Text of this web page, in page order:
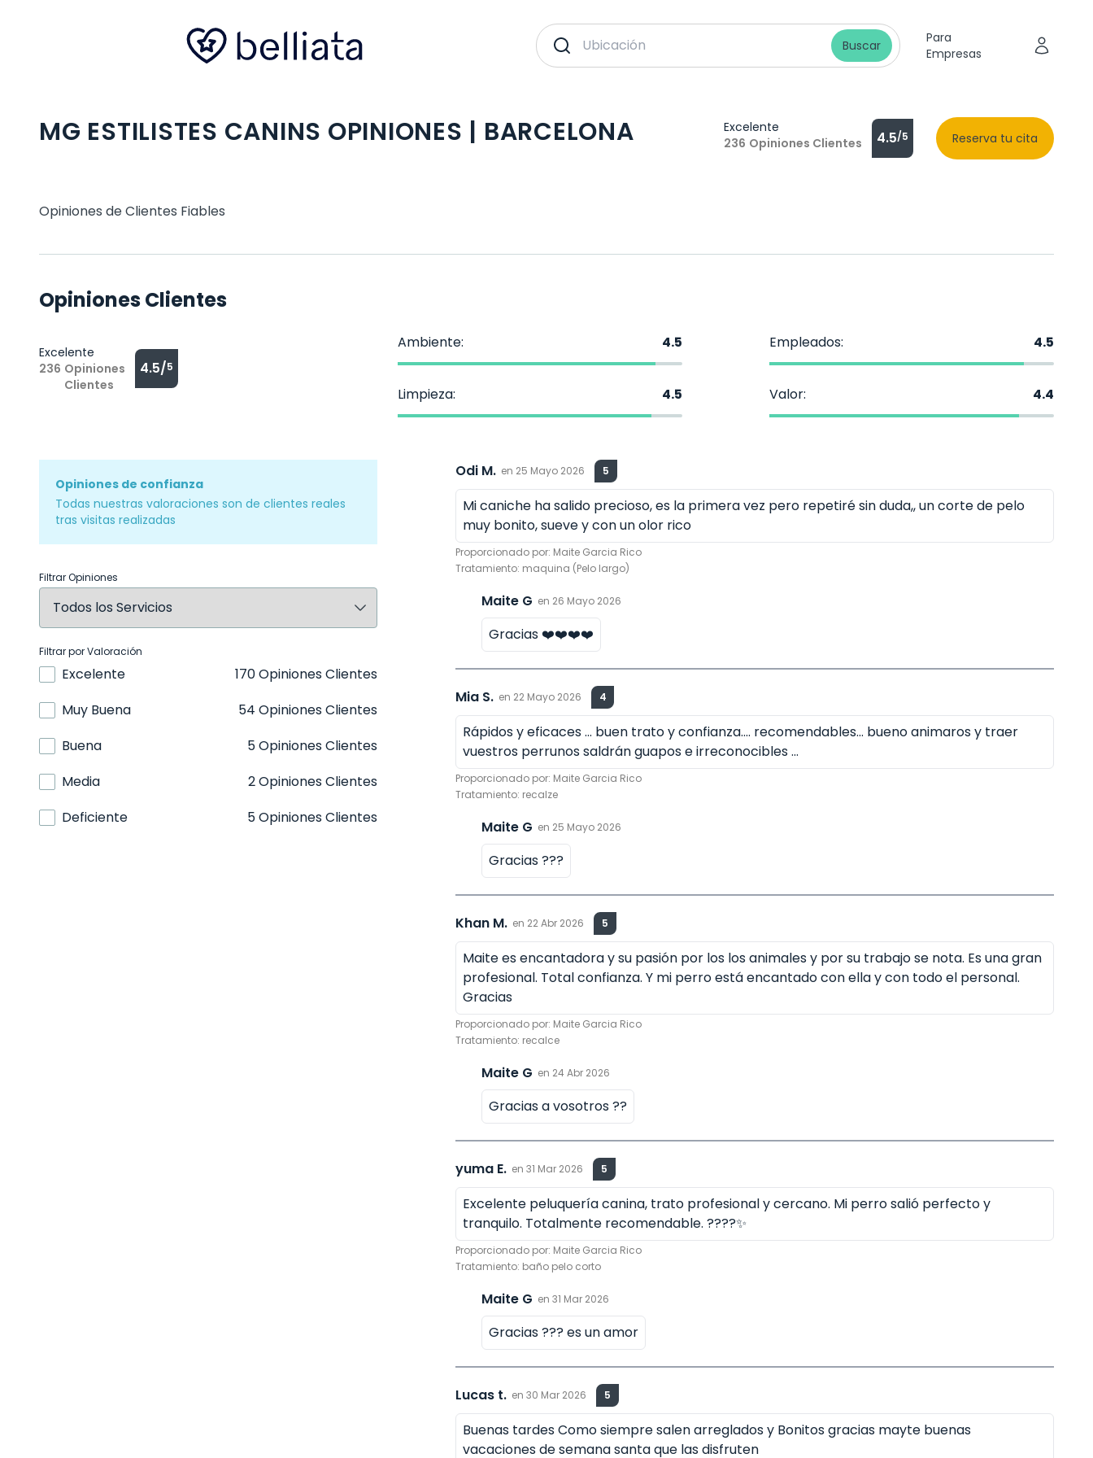
Buscar
Para
Empresas
MG ESTILISTES CANINS OPINIONES | BARCELONA
Excelente
236 Opiniones Clientes 4.5/5 Reserva tu cita
Opiniones de Clientes Fiables
Opiniones Clientes
Excelente
236 Opiniones
Clientes
4.5/5
Ambiente: 4.5 Empleados: 4.5
Limpieza: 4.5 Valor: 4.4
Opiniones de confianza
Todas nuestras valoraciones son de clientes reales
tras visitas realizadas
Filtrar Opiniones
Filtrar por Valoración
Excelente
170 Opiniones Clientes
Muy Buena
54 Opiniones Clientes
Buena
5 Opiniones Clientes
Media
2 Opiniones Clientes
Deficiente
5 Opiniones Clientes
Odi M. en 25 Mayo 2026 5
Mi caniche ha salido precioso, es la primera vez pero repetiré sin duda,, un corte de pelo
muy bonito, sueve y con un olor rico
Proporcionado por: Maite Garcia Rico
Tratamiento: maquina (Pelo largo)
Maite G en 26 Mayo 2026
Gracias ❤️❤️❤️❤️
Mia S. en 22 Mayo 2026 4
Rápidos y eficaces ... buen trato y confianza.... recomendables... bueno animaros y traer
vuestros perrunos saldrán guapos e irreconocibles ...
Proporcionado por: Maite Garcia Rico
Tratamiento: recalze
Maite G en 25 Mayo 2026
Gracias ???
Khan M. en 22 Abr 2026 5
Maite es encantadora y su pasión por los los animales y por su trabajo se nota. Es una gran
profesional. Total confianza. Y mi perro está encantado con ella y con todo el personal.
Gracias
Proporcionado por: Maite Garcia Rico
Tratamiento: recalce
Maite G en 24 Abr 2026
Gracias a vosotros ??
yuma E. en 31 Mar 2026 5
Excelente peluquería canina, trato profesional y cercano. Mi perro salió perfecto y
tranquilo. Totalmente recomendable. ????✨
Proporcionado por: Maite Garcia Rico
Tratamiento: baño pelo corto
Maite G en 31 Mar 2026
Gracias ??? es un amor
Lucas t. en 30 Mar 2026 5
Buenas tardes Como siempre salen arreglados y Bonitos gracias mayte buenas
vacaciones de semana santa que las disfruten